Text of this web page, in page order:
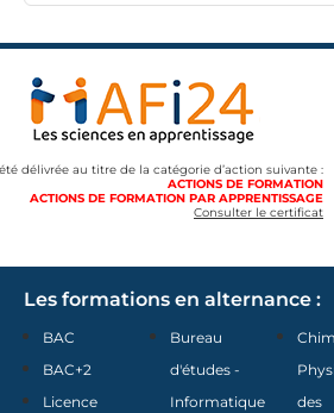
délivrée au titre de la catégorie d’action suivante :
ACTIONS DE FORMATION
ACTIONS DE FORMATION PAR APPRENTISSAGE
Consulter le certificat
Les formations en alternance :
BAC
BAC+2
Licence
Bureau
d'études -
Informatique
des